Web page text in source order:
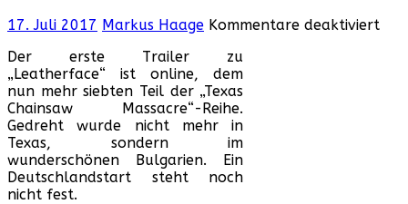
17. Juli 2017 Markus Haage Kommentare deaktiviert
Der erste Trailer zu
„Leatherface“ ist online, dem
nun mehr siebten Teil der „Texas
Chainsaw Massacre“-Reihe.
Gedreht wurde nicht mehr in
Texas, sondern im
wunderschönen Bulgarien. Ein
Deutschlandstart steht noch
nicht fest.